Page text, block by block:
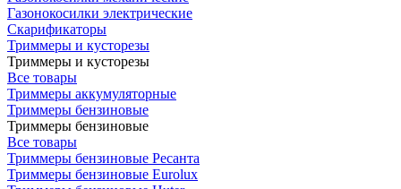
Газонокосилки электрические
Скарификаторы
Триммеры и кусторезы
Триммеры и кусторезы
Все товары
Триммеры аккумуляторные
Триммеры бензиновые
Триммеры бензиновые
Все товары
Триммеры бензиновые Ресанта
Триммеры бензиновые Eurolux